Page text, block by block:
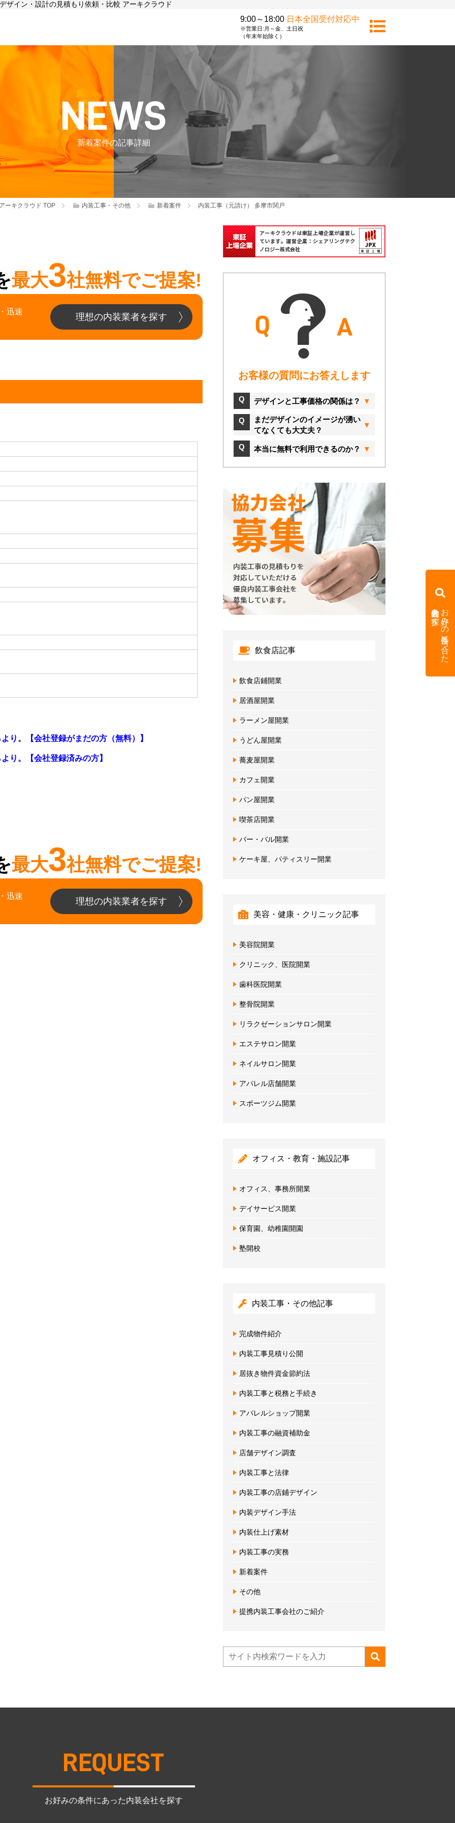
ザイン・設計の見積もり依頼・比較 アーキクラウド
9:00～18:00 日本全国受付対応中
※営業日:月～金、土日祝
（年末年始除く）
新着案件の記事詳細
ーキクラウド TOP 内装工事・その他 新着案件 内装工事（元請け） 多摩市関戸
最大3社無料でご提案!
迅速
理想の内装業者を探す
り。【会社登録がまだの方（無料）】
り。 【会社登録済みの方】
最大3社無料でご提案!
迅速
理想の内装業者を探す
お客様の質問にお答えします
デザインと工事価格の関係は？
まだデザインのイメージが湧い
てなくても大丈夫？
本当に無料で利用できるのか？
飲食店記事
飲食店鋪開業
居酒屋開業
ラーメン屋開業
うどん屋開業
蕎麦屋開業
カフェ開業
パン屋開業
喫茶店開業
バー・バル開業
ケーキ屋、パティスリー開業
美容・健康・クリニック記事
美容院開業
クリニック、医院開業
歯科医院開業
整骨院開業
リラクゼーションサロン開業
エステサロン開業
ネイルサロン開業
アパレル店舗開業
スポーツジム開業
オフィス・教育・施設記事
オフィス、事務所開業
デイサービス開業
保育園、幼稚園開園
塾開校
内装工事・その他記事
完成物件紹介
内装工事見積り公開
居抜き物件資金節約法
内装工事と税務と手続き
アパレルショップ開業
内装工事の融資補助金
店舗デザイン調査
内装工事と法律
内装工事の店鋪デザイン
内装デザイン手法
内装仕上げ素材
内装工事の実務
新着案件
その他
提携内装工事会社のご紹介
お好みの条件にあった内装会社を探す
お好みの条件に合った
内装会社を探す